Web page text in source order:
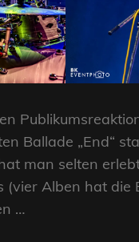
Ballade „End“
man selten
(vier Alben hat
…